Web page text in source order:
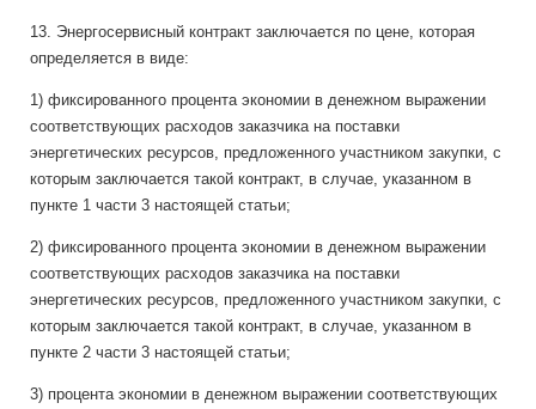
13. Энергосервисный контракт заключается по цене, которая
определяется в виде:
1) фиксированного процента экономии в денежном выражении
соответствующих расходов заказчика на поставки
энергетических ресурсов, предложенного участником закупки, с
которым заключается такой контракт, в случае, указанном в
пункте 1 части 3 настоящей статьи;
2) фиксированного процента экономии в денежном выражении
соответствующих расходов заказчика на поставки
энергетических ресурсов, предложенного участником закупки, с
которым заключается такой контракт, в случае, указанном в
пункте 2 части 3 настоящей статьи;
3) процента экономии в денежном выражении соответствующих